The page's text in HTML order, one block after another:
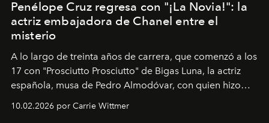
Penélope Cruz regresa con "¡La Novia!": la
actriz embajadora de Chanel entre el
misterio
A lo largo de treinta años de carrera, que comenzó a los
17 con "Prosciutto Prosciutto" de Bigas Luna, la actriz
española, musa de Pedro Almodóvar, con quien hizo
Barcelona", ha dividido su tiempo entre Europa y
10.02.2026 por Carrie Wittmer